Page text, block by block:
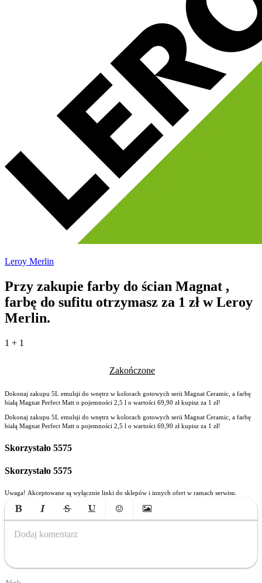
Leroy Merlin
Przy zakupie farby do ścian Magnat ,
farbę do sufitu otrzymasz za 1 zł w Leroy
Merlin.
1 + 1
Zakończone
Dokonaj zakupu 5L emulsji do wnętrz w kolorach gotowych serii Magnat Ceramic, a farbę
białą Magnat Perfect Matt o pojemności 2,5 l o wartości 69,90 zł kupisz za 1 zł!
Dokonaj zakupu 5L emulsji do wnętrz w kolorach gotowych serii Magnat Ceramic, a farbę
białą Magnat Perfect Matt o pojemności 2,5 l o wartości 69,90 zł kupisz za 1 zł!
Skorzystało 5575
Skorzystało 5575
Uwaga! Akceptowane są wyłącznie linki do sklepów i innych ofert w ramach serwisu.
Bold Italic Strikethrough
UnderlineEmoticonsInsert Image
Dodaj komentarz